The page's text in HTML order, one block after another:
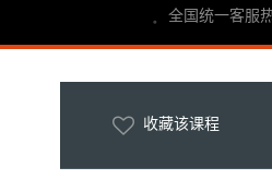
全国统一客服
收藏该课程